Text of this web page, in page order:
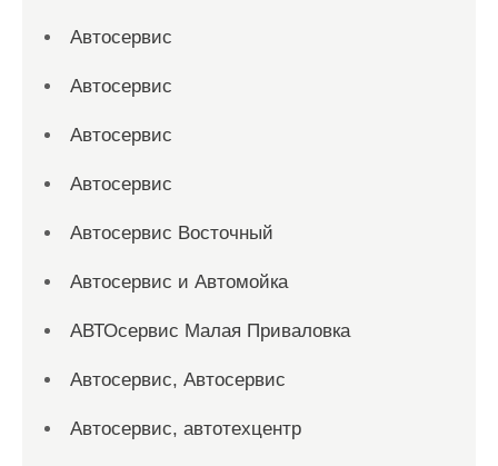
Автосервис
Автосервис
Автосервис
Автосервис
Автосервис Восточный
Автосервис и Автомойка
АВТОсервис Малая Приваловка
Автосервис, Автосервис
Автосервис, автотехцентр